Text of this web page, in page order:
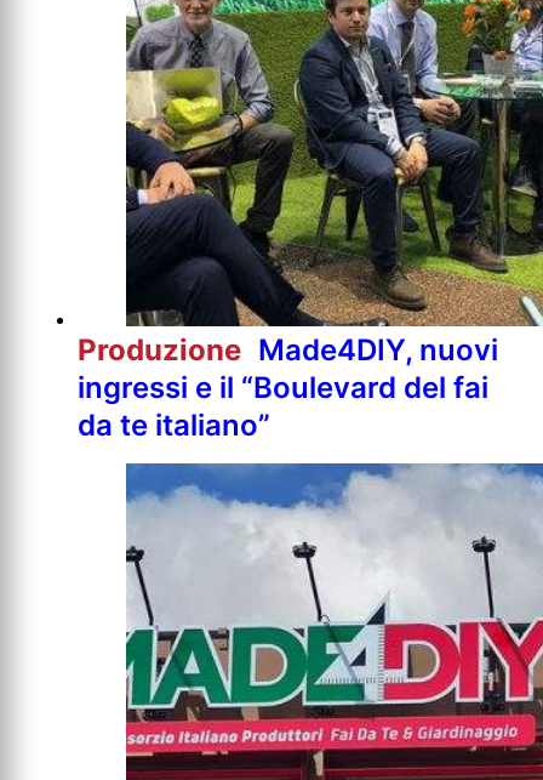
Produzione Made4DIY, nuovi
ingressi e il “Boulevard del fai
da te italiano”